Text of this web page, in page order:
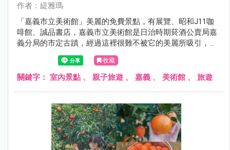
作者：緹雅瑪
「嘉義市立美術館」美麗的免費景點，有展覽、昭和J11咖
啡館、誠品書店，嘉義市立美術館是日治時期菸酒公賣局嘉
義分局的市定古蹟，經過這裡很難不被它的美麗所吸引，搭
乘台鐵至嘉義車站再步行過來只要3分鐘。
收藏
關鍵字： 室內景點 、 親子旅遊 、 嘉義 、 美術館 、 旅遊